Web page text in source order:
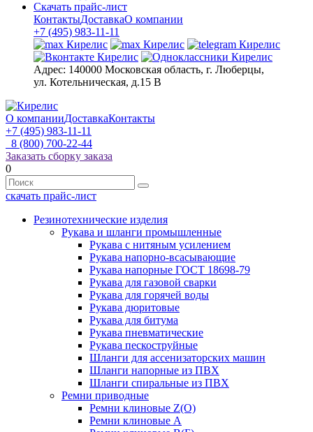
Скачать прайс-лист
КонтактыДоставкаО компании
+7 (495) 983-11-11
Адрес: 140000 Московская область, г. Люберцы,
ул. Котельническая, д.15 В
О компанииДоставкаКонтакты
+7 (495) 983-11-11
8 (800) 700-22-44
Заказать сборку заказа
0
скачать прайс-лист
Резинотехнические изделия
Рукава и шланги промышленные
Рукава с нитяным усилением
Рукава напорно-всасывающие
Рукава напорные ГОСТ 18698-79
Рукава для газовой сварки
Рукава для горячей воды
Рукава дюритовые
Рукава для битума
Рукава пневматические
Рукава пескоструйные
Шланги для ассенизаторских машин
Шланги напорные из ПВХ
Шланги спиральные из ПВХ
Ремни приводные
Ремни клиновые Z(О)
Ремни клиновые А